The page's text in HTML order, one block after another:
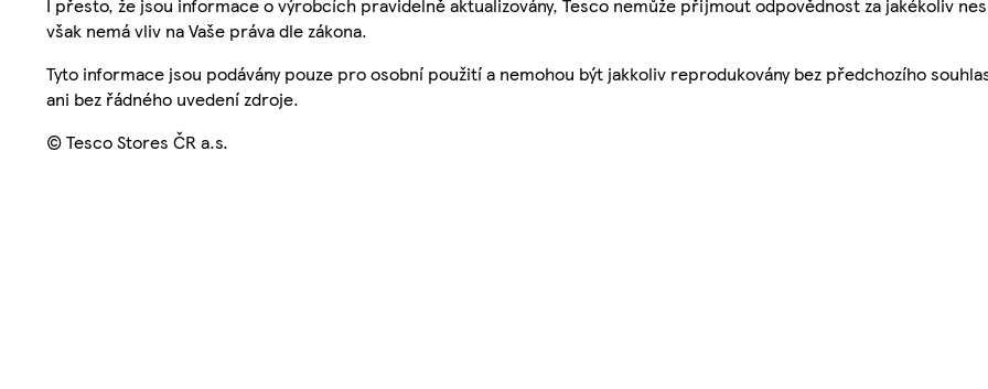
však nemá vliv na Vaše práva dle zákona.
Tyto informace jsou podávány pouze pro osobní použití a nemohou být jakkoliv reprodukovány bez předchozího
ani bez řádného uvedení zdroje.
© Tesco Stores ČR a.s.